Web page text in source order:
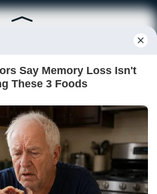
Daftar
Karier
Pedoman Media Siber
Disclaimer
Hubungi Kami
dilindungi Undang-undang.